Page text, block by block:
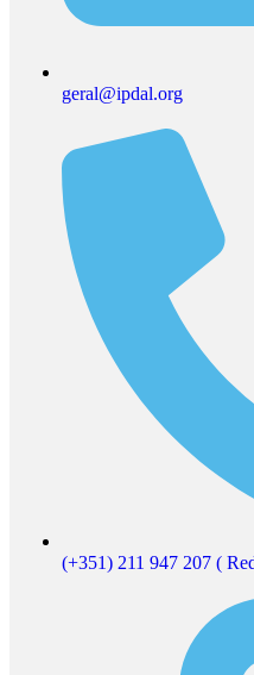
geral@ipdal.org
(+351) 211 947 207 (